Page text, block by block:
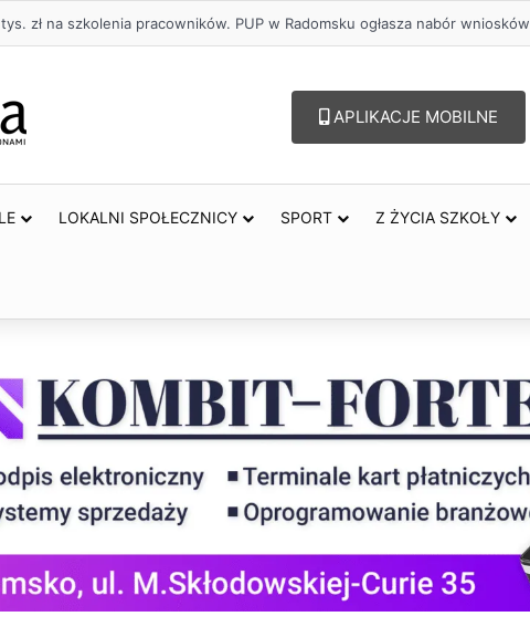
zł na szkolenia pracowników. PUP w Radomsku ogłasza nabór wniosków
APLIKACJE MOBILNE
LOKALNI SPOŁECZNICY SPORT Z ŻYCIA SZKOŁY